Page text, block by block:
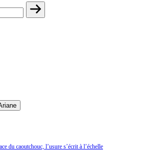
du caoutchouc, l’usure s’écrit à l’échelle